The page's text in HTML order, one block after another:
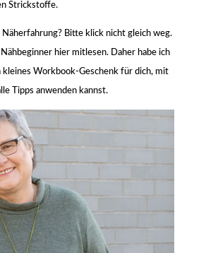
Strickstoffe.
Näherfahrung? Bitte klick nicht gleich weg.
hier mitlesen. Daher habe ich
kleines Workbook-Geschenk für dich, mit
Tipps anwenden kannst.